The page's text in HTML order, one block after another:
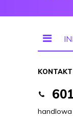
KONTAKT
handlowa